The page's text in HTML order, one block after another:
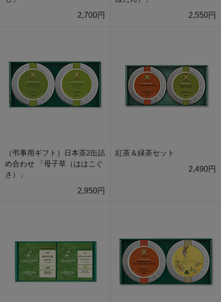
2,700円
2,550円
（弔事用ギフト）日本茶2缶詰
め合わせ 「母子草（ははこぐ
さ）」
2,950円
紅茶＆緑茶セット
2,490円